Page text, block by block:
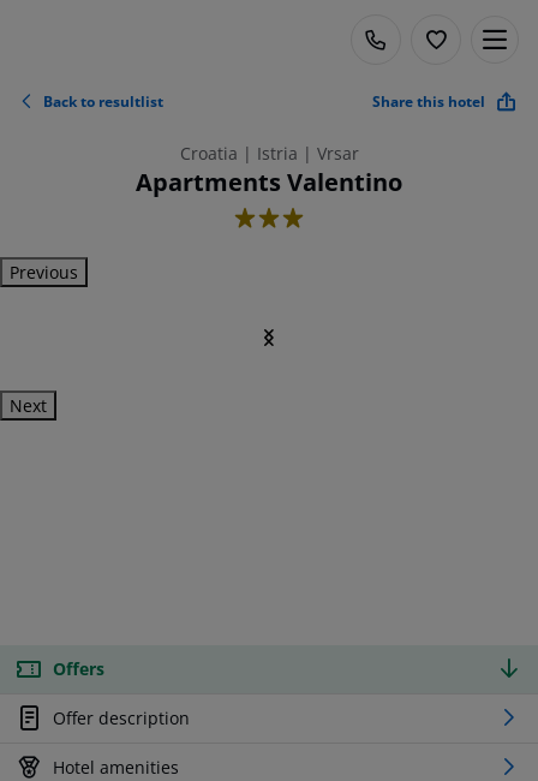
Back to resultlist Share this hotel
Croatia | Istria | Vrsar
Apartments Valentino
3
Previous
Next
Offers
Offer description
Hotel amenities